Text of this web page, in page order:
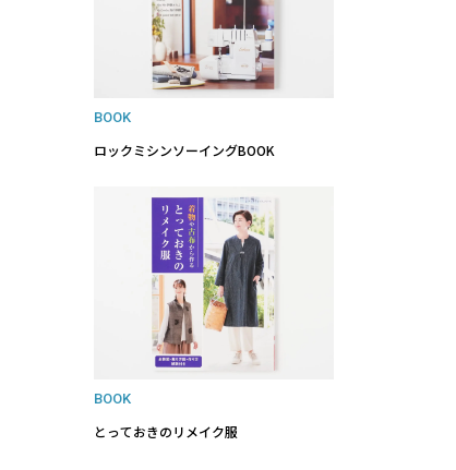
BOOK
ロックミシンソーイングBOOK
BOOK
とっておきのリメイク服